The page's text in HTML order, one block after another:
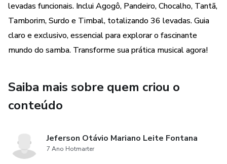
Tantã: 5 Levadas
Tamborim: 8 Levadas
Timbal: 4 Levadas
abrangente oferece uma variedade de ritmos para
aprimorar suas habilidades e levar sua experiência musical a
novos patamares. Prepare-se para mergulhar no fascinante
levadas funcionais. Inclui Agogô, Pandeiro, Chocalho, Tantã,
Tamborim, Surdo e Timbal, totalizando 36 levadas. Guia
claro e exclusivo, essencial para explorar o fascinante
mundo do samba. Transforme sua prática musical agora!
Saiba mais sobre quem criou o
conteúdo
Jeferson Otávio Mariano Leite Fontana
7 Ano Hotmarter